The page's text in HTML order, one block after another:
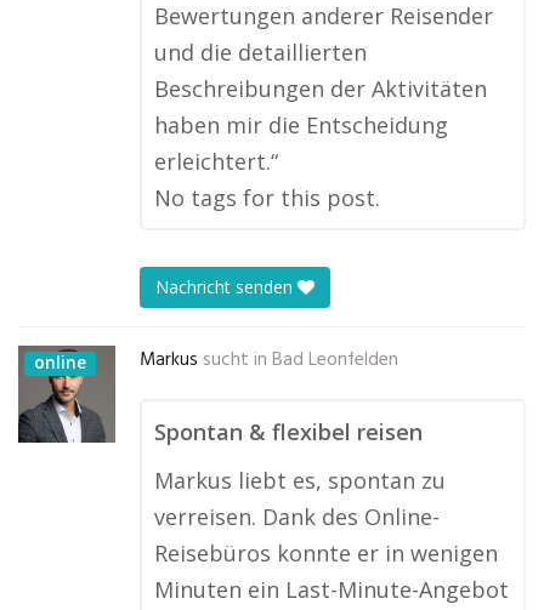
Bewertungen anderer Reisender
und die detaillierten
Beschreibungen der Aktivitäten
haben mir die Entscheidung
erleichtert.“
No tags for this post.
Nachricht senden
online Markus sucht in Bad Leonfelden
Spontan & flexibel reisen
Markus liebt es, spontan zu
verreisen. Dank des Online-
Reisebüros konnte er in wenigen
Minuten ein Last-Minute-Angebot